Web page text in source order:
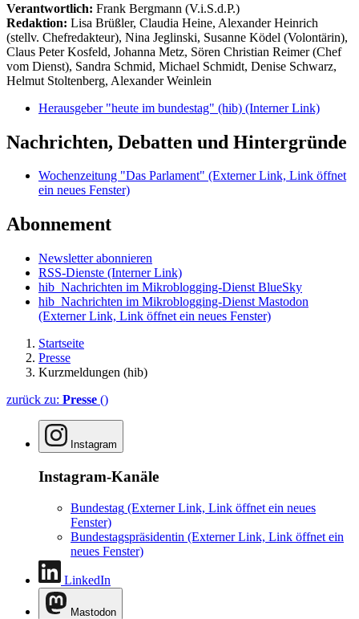
Verantwortlich: Frank Bergmann (V.i.S.d.P.)
Redaktion: Lisa Brüßler, Claudia Heine, Alexander Heinrich
(stellv. Chefredakteur), Nina Jeglinski, Susanne Ködel (Volontärin),
Claus Peter Kosfeld, Johanna Metz, Sören Christian Reimer (Chef
vom Dienst), Sandra Schmid, Michael Schmidt, Denise Schwarz,
Helmut Stoltenberg, Alexander Weinlein
Herausgeber "heute im bundestag" (hib) (Interner Link)
Nachrichten, Debatten und Hintergründe
Wochenzeitung "Das Parlament" (Externer Link, Link öffnet
ein neues Fenster)
Abonnement
Newsletter abonnieren
RSS-Dienste (Interner Link)
hib_Nachrichten im Mikroblogging-Dienst BlueSky
hib_Nachrichten im Mikroblogging-Dienst Mastodon
(Externer Link, Link öffnet ein neues Fenster)
Startseite
Presse
Kurzmeldungen (hib)
zurück zu: Presse ()
Instagram
Instagram-Kanäle
Bundestag (Externer Link, Link öffnet ein neues
Fenster)
Bundestagspräsidentin (Externer Link, Link öffnet ein
neues Fenster)
LinkedIn
Mastodon